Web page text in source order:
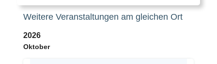
Weitere Veranstaltungen am gleichen Ort
2026
Oktober